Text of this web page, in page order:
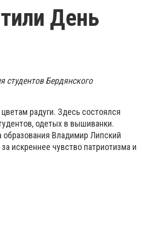
День
Бердянского
радуги. Здесь состоялся
одетых в вышиванки.
образования Владимир Липский
искреннее чувство патриотизма и